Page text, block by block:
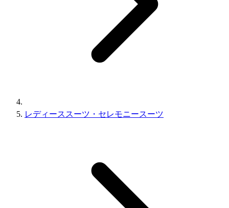
レディーススーツ・セレモニースーツ